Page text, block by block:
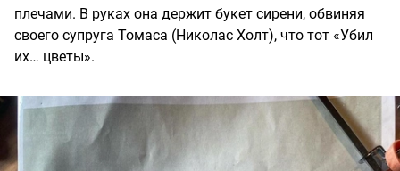
плечами. В руках она держит букет сирени, обвиняя
своего супруга Томаса (Николас Холт), что тот «Убил
их… цветы».